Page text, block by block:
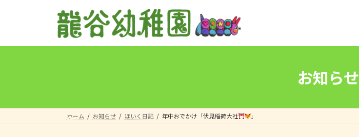
プ
動
お知らせ
ホーム お知らせ ほいく日記 年中おでかけ「伏見稲荷大社 」